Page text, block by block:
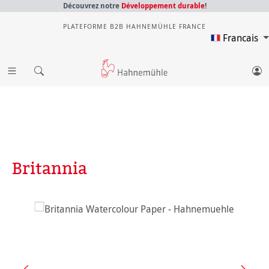
Découvrez notre Développement durable!
PLATEFORME B2B HAHNEMÜHLE FRANCE
Francais
Britannia
Ignorer la galerie d'images